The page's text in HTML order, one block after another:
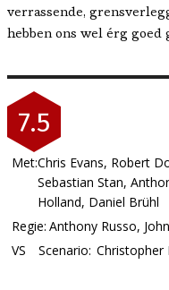
verrassende,
hebben ons wel érg goed
7.5
Met:Chris Evans, Robert
Sebastian Stan,
Holland, Daniel Brühl
Regie: Anthony Russo,
VS
Scenario: Christopher